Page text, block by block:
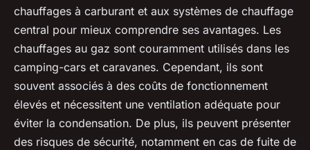
chauffages à carburant et aux systèmes de chauffage
central pour mieux comprendre ses avantages. Les
chauffages au gaz sont couramment utilisés dans les
camping-cars et caravanes. Cependant, ils sont
souvent associés à des coûts de fonctionnement
élevés et nécessitent une ventilation adéquate pour
éviter la condensation. De plus, ils peuvent présenter
des risques de sécurité, notamment en cas de fuite de